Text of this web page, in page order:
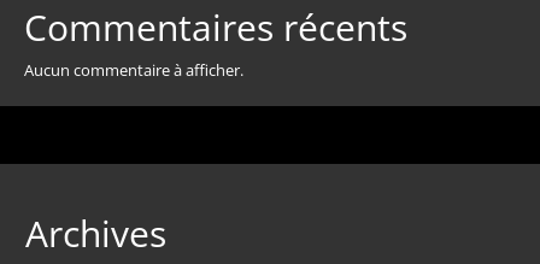
Commentaires récents
Aucun commentaire à afficher.
Archives